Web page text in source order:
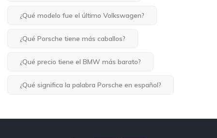
¿Qué modelo fue el último Volkswagen?
¿Qué Porsche tiene más caballos?
¿Qué precio tiene el BMW más barato?
¿Qué significa la palabra Porsche en español?